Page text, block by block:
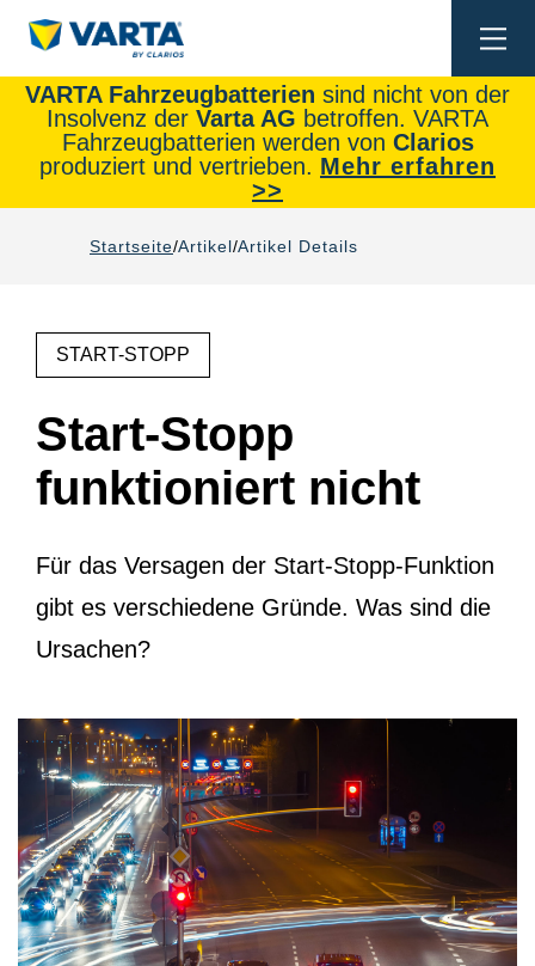
VARTA Fahrzeugbatterien sind nicht von der
Insolvenz der Varta AG betroffen. VARTA
Fahrzeugbatterien werden von Clarios
produziert und vertrieben. Mehr erfahren
>>
Startseite Artikel Artikel Details
START-STOPP
Start-Stopp
funktioniert nicht
Für das Versagen der Start-Stopp-Funktion
gibt es verschiedene Gründe. Was sind die
Ursachen?